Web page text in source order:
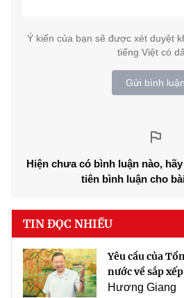
Ý kiến của bạn sẽ được xét duyệt
tiếng Việt có
Gửi bình luận
Hiện chưa có bình luận nào,
tiên bình luận cho
TIN ĐỌC NHIỀU
Yêu cầu của
nước về sắp
Hương Giang